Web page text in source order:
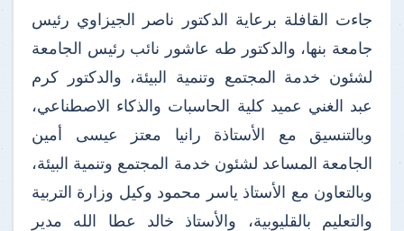
جاءت القافلة برعاية الدكتور ناصر الجيزاوي رئيس
جامعة بنها، والدكتور طه عاشور نائب رئيس الجامعة
لشئون خدمة المجتمع وتنمية البيئة، والدكتور كرم
عبد الغني عميد كلية الحاسبات والذكاء الاصطناعي،
وبالتنسيق مع الأستاذة رانيا معتز عيسى أمين
الجامعة المساعد لشئون خدمة المجتمع وتنمية البيئة،
وبالتعاون مع الأستاذ ياسر محمود وكيل وزارة التربية
والتعليم بالقليوبية، والأستاذ خالد عطا الله مدير